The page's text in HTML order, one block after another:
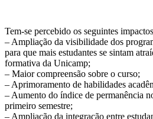
Tem-se percebido os seguintes
– Ampliação da visibilidade dos
para que mais estudantes se sintam
formativa da Unicamp;
– Maior compreensão sobre o curso;
– Aprimoramento de habilidades
– Aumento do índice de permanência
primeiro semestre;
– Ampliação da integração entre